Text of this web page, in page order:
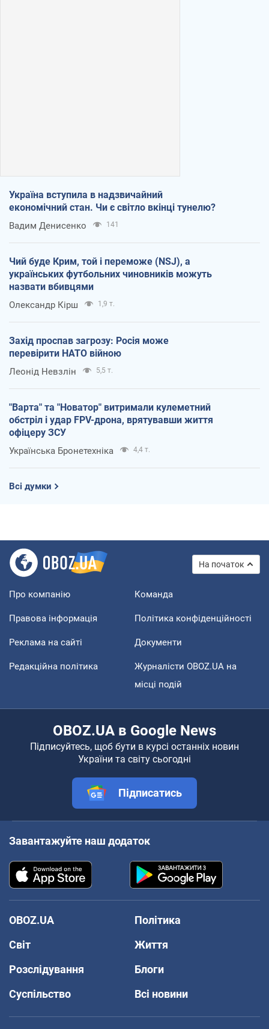
Україна вступила в надзвичайний
економічний стан. Чи є світло вкінці тунелю?
Вадим Денисенко 141
Чий буде Крим, той і переможе (NSJ), а
українських футбольних чиновників можуть
назвати вбивцями
Олександр Кірш 1,9 т.
Захід проспав загрозу: Росія може
перевірити НАТО війною
Леонід Невзлін 5,5 т.
"Варта" та "Новатор" витримали кулеметний
обстріл і удар FPV-дрона, врятувавши життя
офіцеру ЗСУ
Українська Бронетехніка 4,4 т.
Всі думки
На початок
Про компанію Команда
Правова інформація Політика конфіденційності
Реклама на сайті Документи
Редакційна політика
Журналісти OBOZ.UA на
місці подій
OBOZ.UA в Google News
Підписуйтесь, щоб бути в курсі останніх новин
України та світу сьогодні
Підписатись
Завантажуйте наш додаток
OBOZ.UA
Політика
Світ
Життя
Розслідування
Блоги
Суспільство
Всі новини